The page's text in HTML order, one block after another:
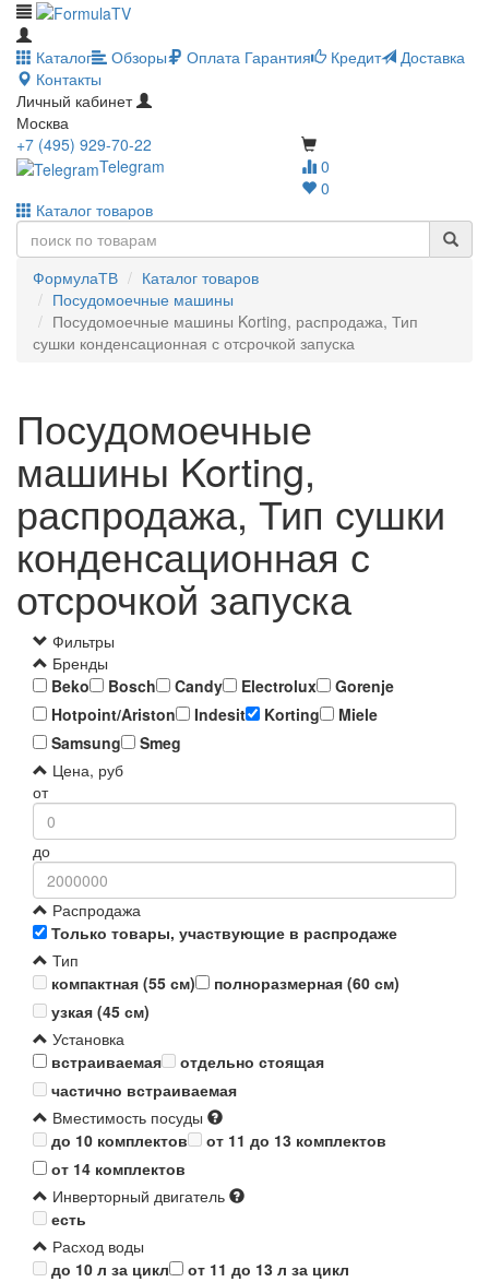
Каталог Обзоры Оплата Гарантия Кредит
Доставка
Контакты
Личный кабинет
Москва
0
0
+7 (495) 929-70-22
Telegram
Каталог товаров
ФормулаТВ
Каталог товаров
Посудомоечные машины
Посудомоечные машины Korting, распродажа, Тип
сушки конденсационная с отсрочкой запуска
Посудомоечные
машины Korting,
распродажа, Тип сушки
конденсационная с
отсрочкой запуска
Фильтры
Бренды
Beko
Bosch Candy Electrolux
Gorenje
Hotpoint/Ariston
Indesit Korting
Miele
Samsung
Smeg
Цена, руб
от
до
Распродажа
Только товары, участвующие в распродаже
Тип
компактная (55 см)
полноразмерная (60 см)
узкая (45 см)
Установка
встраиваемая
отдельно стоящая
частично встраиваемая
Вместимость посуды
до 10 комплектов
от 11 до 13 комплектов
от 14 комплектов
Инверторный двигатель
есть
Расход воды
до 10 л за цикл
от 11 до 13 л за цикл